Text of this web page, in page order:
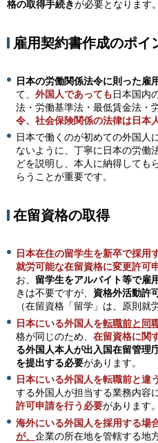
格の取得手続きが必要となります。
雇用契約書作成のポイ
日本の労働関係法令に則った雇
て、 外国人であっても日本国内
法・労働基準法・最低賃金法・
令、社会保険関係の法律は日本
日本で働くのが初めての外国人
ないように、丁寧に日本の労働
どを説明し、本人に納得しても
らうことが重要です。
在留資格の取得
日本在住の留学生を新卒で採用
就労可能な在留資格に変更許可
お、 留学生をアルバイト等で雇
きは不要ですが、 資格外活動許
（在留資格「留学」は、原則就
日本にいる外国人を転職前と同
格が同じのため、 在留資格に関
る外国人本人が出入国在留管理
を提出する必要があります。
日本にいる外国人を転職前と違
する外国人が担当する業務内容
許可申請を行う必要があります。
海外にいる外国人を採用する場
が、 企業の所在地を管轄する地